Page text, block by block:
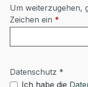
Um weiterzugehen,
Zeichen ein *
Datenschutz *
Ich habe die